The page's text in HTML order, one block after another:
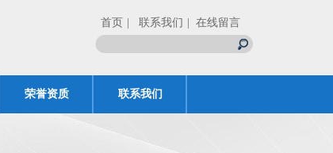
首页 | 联系我们 | 在线留言
荣誉资质 联系我们